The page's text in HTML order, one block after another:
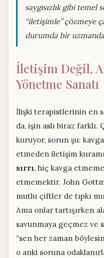
saygısızlık gibi
“iletişimle” çözmeye
durumda bir
İletişim Değil,
Yönetme Sanatı
İlişki terapistlerinin en
da, işin aslı biraz
kuruyor, sorun şu:
etmeden iletişim
sırrı, hiç kavga
etmemektir. John
mutlu çiftler de tıpkı
Ama onlar tartışırken
savunmaya geçmez ve
“sen her zaman
o anki soruna